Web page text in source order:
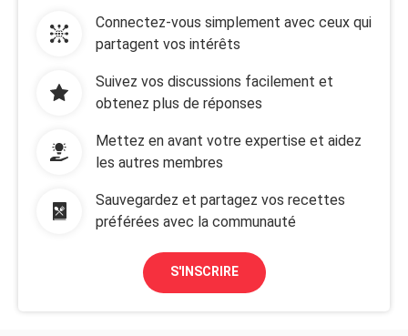
Connectez-vous simplement avec ceux qui
partagent vos intérêts
Suivez vos discussions facilement et
obtenez plus de réponses
Mettez en avant votre expertise et aidez
les autres membres
Sauvegardez et partagez vos recettes
préférées avec la communauté
S'INSCRIRE